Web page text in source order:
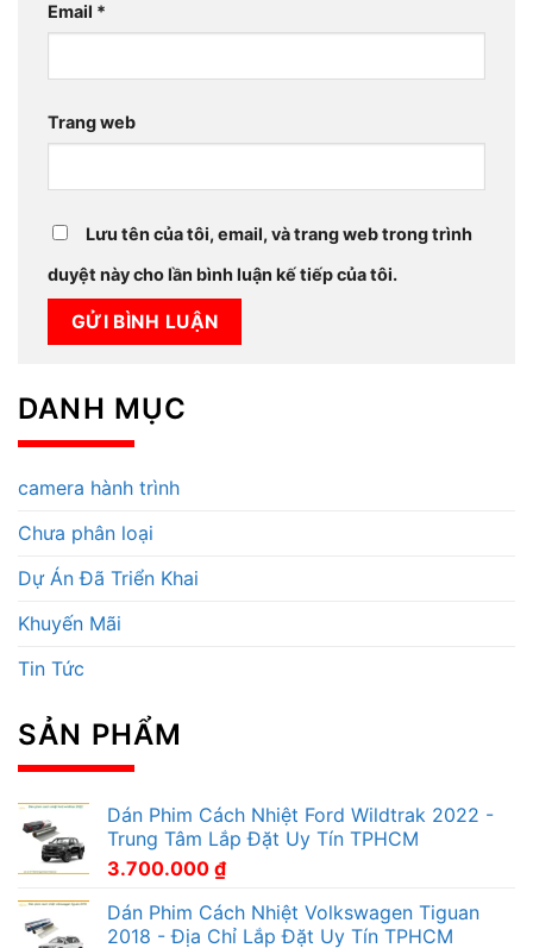
Email *
Trang web
Lưu tên của tôi, email, và trang web trong trình
duyệt này cho lần bình luận kế tiếp của tôi.
DANH MỤC
camera hành trình
Chưa phân loại
Dự Án Đã Triển Khai
Khuyến Mãi
Tin Tức
SẢN PHẨM
Dán Phim Cách Nhiệt Ford Wildtrak 2022 -
Trung Tâm Lắp Đặt Uy Tín TPHCM
3.700.000 ₫
Dán Phim Cách Nhiệt Volkswagen Tiguan
2018 - Địa Chỉ Lắp Đặt Uy Tín TPHCM